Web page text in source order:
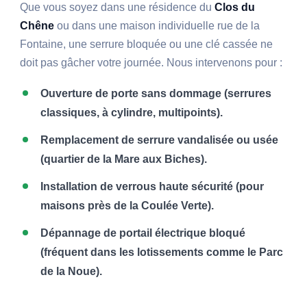
Que vous soyez dans une résidence duClos du
Chêne ou dans une maison individuelle rue de la
Fontaine, une serrure bloquée ou une clé cassée ne
doit pas gâcher votre journée. Nous intervenons pour :
Ouverture de porte sans dommage (serrures
classiques, à cylindre, multipoints).
Remplacement de serrure vandalisée ou usée
(quartier de la Mare aux Biches).
Installation de verrous haute sécurité (pour
maisons près de la Coulée Verte).
Dépannage de portail électrique bloqué
(fréquent dans les lotissements comme le Parc
de la Noue).